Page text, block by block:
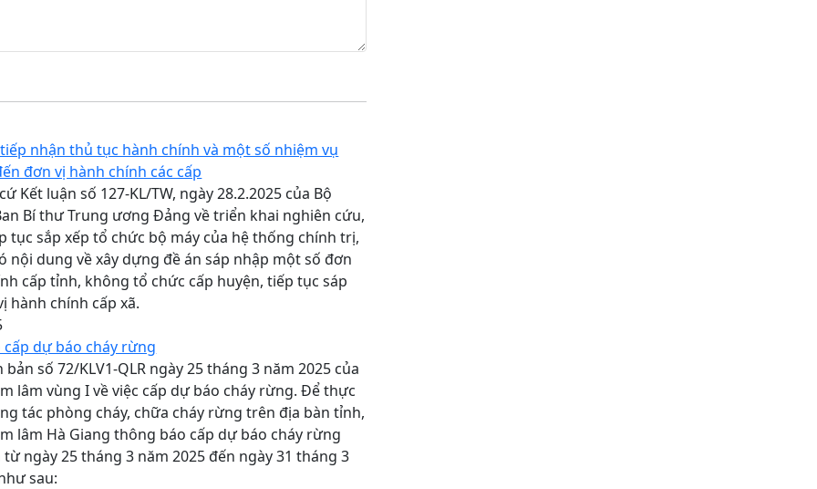
nhận thủ tục hành chính và một số nhiệm vụ
đơn vị hành chính các cấp
Kết luận số 127-KL/TW, ngày 28.2.2025 của Bộ
Bí thư Trung ương Đảng về triển khai nghiên cứu,
tục sắp xếp tổ chức bộ máy của hệ thống chính trị,
nội dung về xây dựng đề án sáp nhập một số đơn
cấp tỉnh, không tổ chức cấp huyện, tiếp tục sáp
hành chính cấp xã.
cấp dự báo cháy rừng
bản số 72/KLV1-QLR ngày 25 tháng 3 năm 2025 của
lâm vùng I về việc cấp dự báo cháy rừng. Để thực
tác phòng cháy, chữa cháy rừng trên địa bàn tỉnh,
lâm Hà Giang thông báo cấp dự báo cháy rừng
ngày 25 tháng 3 năm 2025 đến ngày 31 tháng 3
sau: